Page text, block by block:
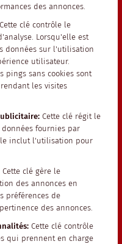
des annonces.
Cette clé contrôle le
Lorsqu'elle est
données sur l'utilisation
utilisateur.
pings sans cookies sont
les visites
: Cette clé régit le
fournies par
inclut l'utilisation pour
Cette clé gère le
des annonces en
préférences de
des annonces.
: Cette clé contrôle
qui prennent en charge